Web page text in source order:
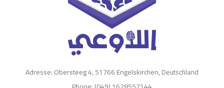
Adresse: Obersteeg 4, 51766 Engelskirchen, Deutschland